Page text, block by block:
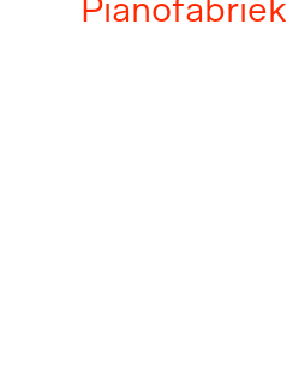
Pianofabriek